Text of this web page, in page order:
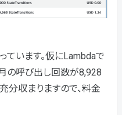
ています。仮にLambdaで
の呼び出し回数が8,928
分収まりますので、料金